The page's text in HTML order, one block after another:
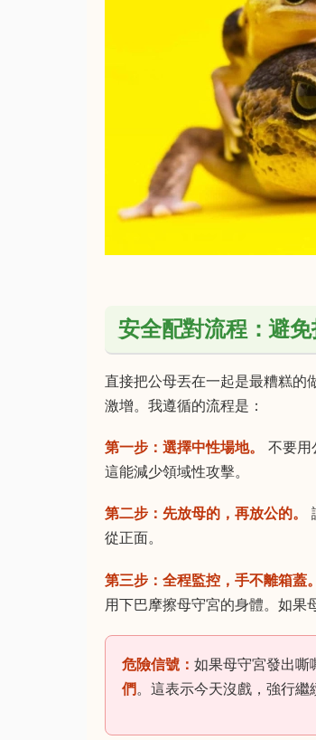
安全配對流程：避
直接把公母丟在一起是最糟糕的
激增。我遵循的流程是：
第一步：選擇中性場地。
不要用
這能減少領域性攻擊。
第二步：先放母的，再放公的。
從正面。
第三步：全程監控，手不離箱蓋。
用下巴摩擦母守宮的身體。如果
危險信號： 如果母守宮發出嘶
們。這表示今天沒戲，強行繼